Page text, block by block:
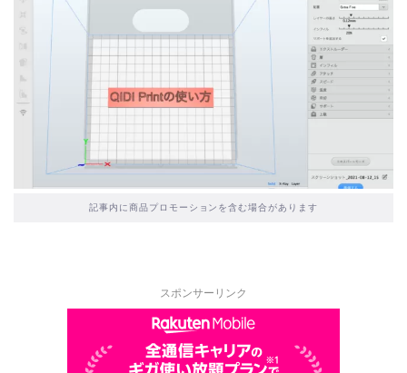
記事内に商品プロモーションを含む場合があります
スポンサーリンク